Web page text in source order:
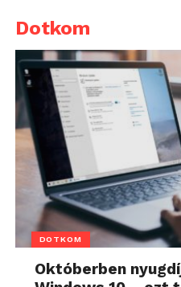
Dotkom
DOTKOM
Októberben